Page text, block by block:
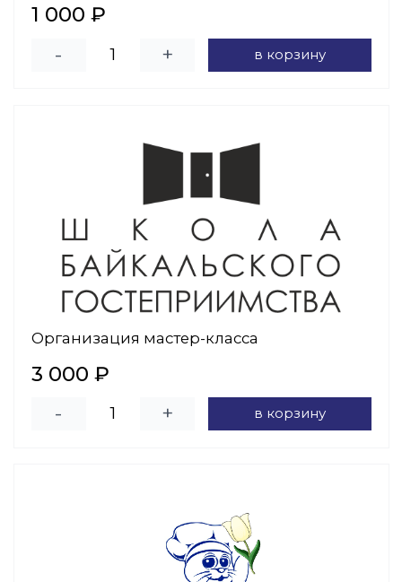
1 000 ₽
-
+ в корзину
Организация мастер-класса
3 000 ₽
-
+ в корзину